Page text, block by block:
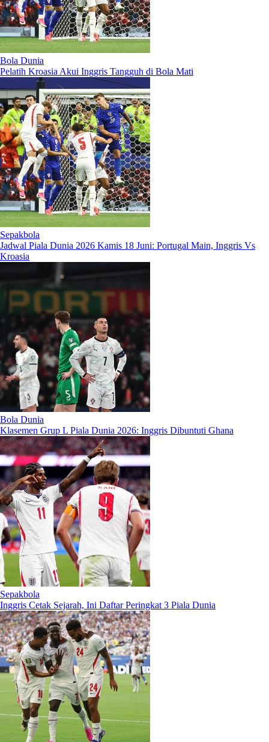
Bola Dunia
Pelatih Kroasia Akui Inggris Tangguh di Bola Mati
Sepakbola
Jadwal Piala Dunia 2026 Kamis 18 Juni: Portugal Main, Inggris Vs
Kroasia
Bola Dunia
Klasemen Grup L Piala Dunia 2026: Inggris Dibuntuti Ghana
Sepakbola
Inggris Cetak Sejarah, Ini Daftar Peringkat 3 Piala Dunia